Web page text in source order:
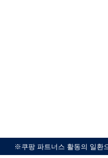
※쿠팡 파트너스 활동의 일환